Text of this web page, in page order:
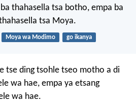
thahasella tsa botho, empa ba
tsa Moya.
Moya wa Modimo go ikanya
tse ding tsohle tseo motho a di
wa hae, empa ya etsang
wa hae.